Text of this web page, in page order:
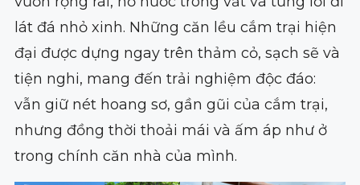
lát đá nhỏ xinh. Những căn lều cắm trại hiện
đại được dựng ngay trên thảm cỏ, sạch sẽ và
tiện nghi, mang đến trải nghiệm độc đáo:
vẫn giữ nét hoang sơ, gần gũi của cắm trại,
nhưng đồng thời thoải mái và ấm áp như ở
trong chính căn nhà của mình.